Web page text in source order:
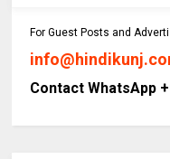
For Guest Posts and
Contact WhatsApp